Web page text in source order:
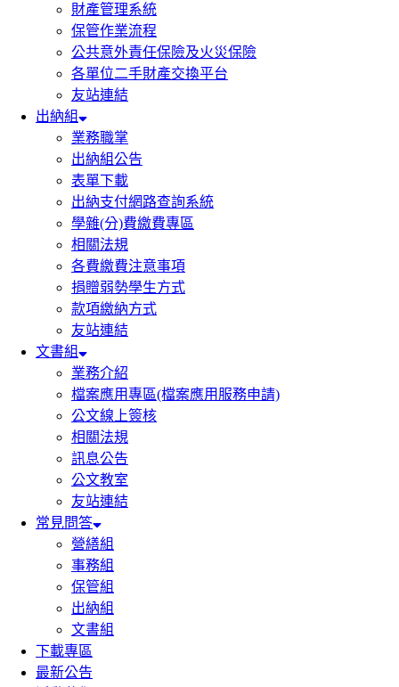
財產管理系統
保管作業流程
公共意外責任保險及火災保險
各單位二手財產交換平台
友站連結
出納組
業務職掌
出納組公告
表單下載
出納支付網路查詢系統
學雜(分)費繳費專區
相關法規
各費繳費注意事項
捐贈弱勢學生方式
款項繳納方式
友站連結
文書組
業務介紹
檔案應用專區(檔案應用服務申請)
公文線上簽核
相關法規
訊息公告
公文教室
友站連結
常見問答
營繕組
事務組
保管組
出納組
文書組
下載專區
最新公告